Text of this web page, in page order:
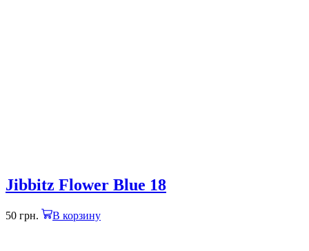
Jibbitz Flower Blue 18
50 грн. В корзину